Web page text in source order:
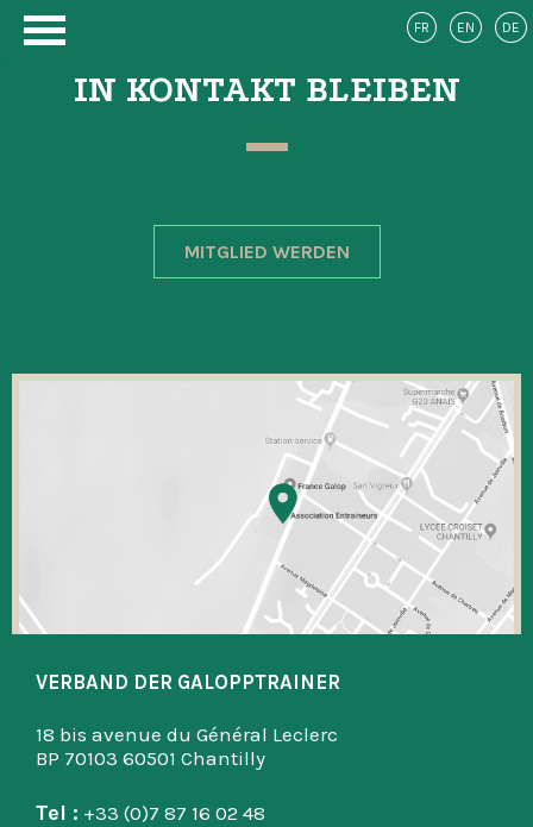
FR EN DE
IN KONTAKT BLEIBEN
MITGLIED WERDEN
VERBAND DER GALOPPTRAINER
18 bis avenue du Général Leclerc
BP 70103 60501 Chantilly
Tel : +33 (0)7 87 16 02 48